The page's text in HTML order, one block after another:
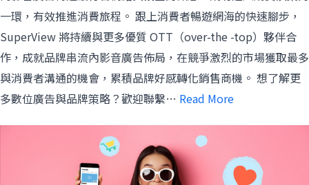
一環，有效推進消費旅程。 跟上消費者暢遊網海的快速腳步，
SuperView 將持續與更多優質 OTT（over-the -top）夥伴合
作，成就品牌串流內影音廣告佈局，在競爭激烈的市場獲取最多
與消費者溝通的機會，累積品牌好感轉化銷售商機。 想了解更
多數位廣告與品牌策略？歡迎聯繫… Read More